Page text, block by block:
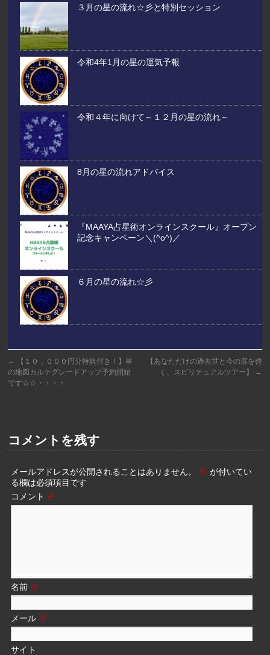
３月の星の流れ☆彡と特別セッション
令和4年1月の星の運気予報
令和４年に向けて～１２月の星の流れ～
8月の星の流れアドバイス
『MAAYA占星術オンラインスクール』オープン
記念キャンペーン＼(^o^)／
６月の星の流れ☆彡
←
【１０，０００円分特典付き！】星
の地図カルテグレードアップ予約開始
です☆☆・・・・
【あなただけの過去世と今の扉を啓
く、スピリチュアルツアー】
→
コメントを残す
メールアドレスが公開されることはありません。 ※ が付いてい
る欄は必須項目です
コメント ※
名前 ※
メール ※
サイト